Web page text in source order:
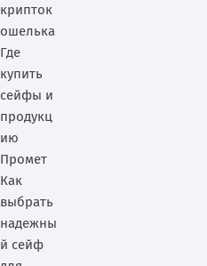
крипток
ошелька
Где
купить
сейфы и
продукц
ию
Промет
Как
выбрать
надежны
й сейф